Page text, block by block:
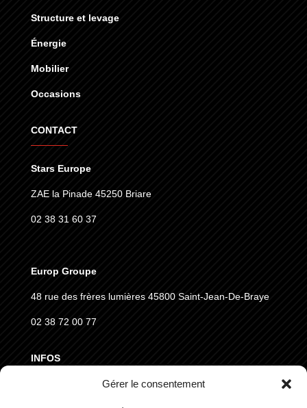
Gérer le consentement
Structure et levage
Énergie
Mobilier
Occasions
CONTACT
Stars Europe
ZAE la Pinade 45250 Briare
02 38 31 60 37
Europ Groupe
48 rue des frères lumières 45800 Saint-Jean-De-Braye
02 38 72 00 77
INFOS